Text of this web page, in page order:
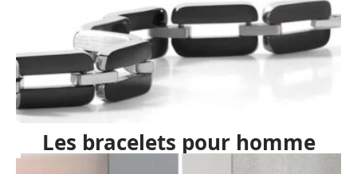
Les bracelets pour homme